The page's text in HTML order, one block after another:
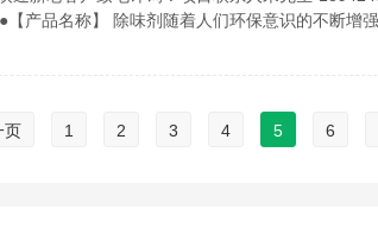
产品名称】 除味剂随着人们环保意识的不断增
页 1 2 3 4 5 6